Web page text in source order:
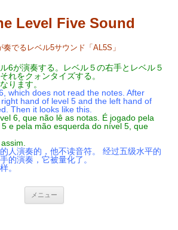
Level Five Sound
奏でるレベル5サウンド「AL5S」
6が演奏する。レベル５の右手とレベル５
れをクォンタイズする。
ります。
which does not read the notes. After
hand of level 5 and the left hand of
Then it looks like this.
6, que não lê as notas. É jogado pela
e pela mão esquerda do nível 5, que
人演奏的，他不读音符。 经过五级水平的
的演奏，它被量化了。
。
メニュー